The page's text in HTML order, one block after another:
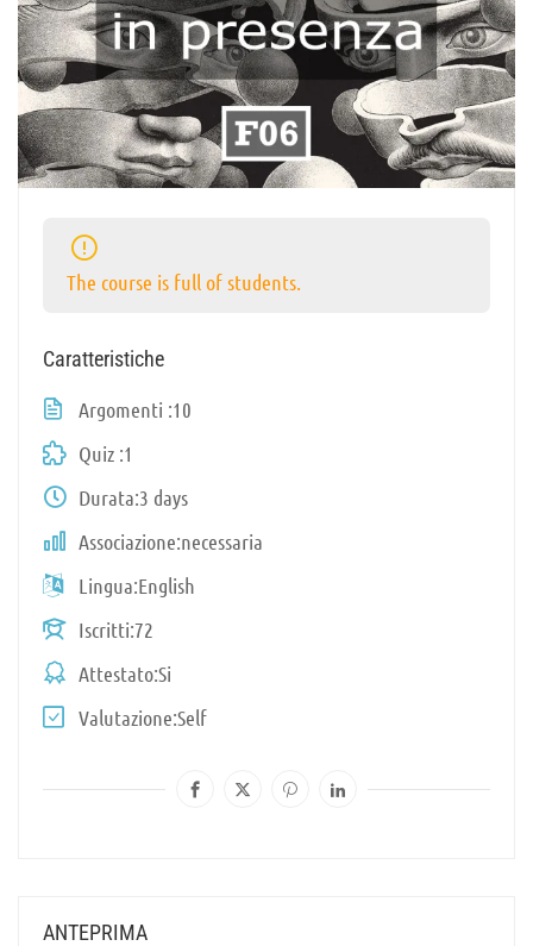
ANTEPRIMA
The course is full of students.
Caratteristiche
Argomenti 10
Quiz 1
Durata 3 days
Associazione necessaria
Lingua English
Iscritti 72
AttestatoSi
Valutazione Self